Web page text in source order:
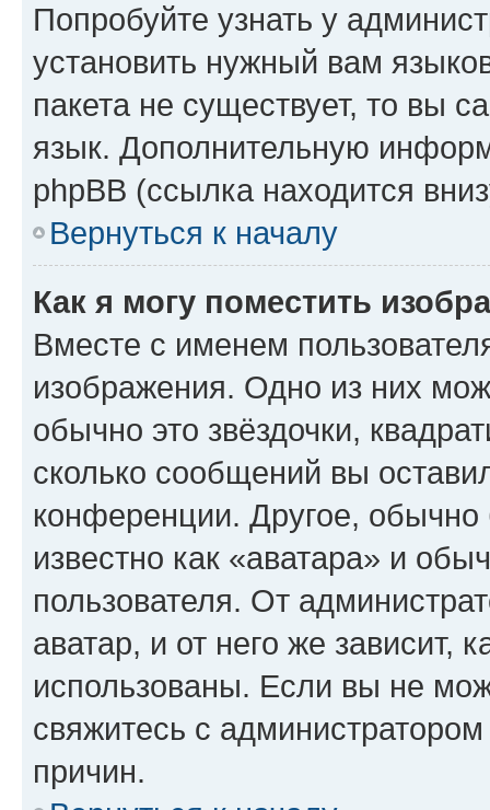
Попробуйте узнать у
установить нужный вам
пакета не существует, то вы
язык. Дополнительную
phpBB (ссылка находится
Вернуться к началу
Как я могу поместить
Вместе с именем
изображения. Одно из них
обычно это звёздочки,
сколько сообщений вы
конференции. Другое,
известно как «аватара» и
пользователя. От
аватар, и от него же зависит,
использованы. Если вы не
свяжитесь с
причин.